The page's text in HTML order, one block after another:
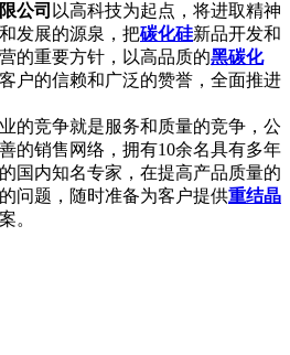
公司 以高科技为起点，将进取精神
发展的源泉，把碳化硅新品开发和
的重要方针，以高品质的黑碳化
户的信赖和广泛的赞誉，全面推进
竞争就是服务和质量的竞争，公
的销售网络，拥有10余名具有多年
国内知名专家，在提高产品质量的
问题，随时准备为客户提供重结晶
。